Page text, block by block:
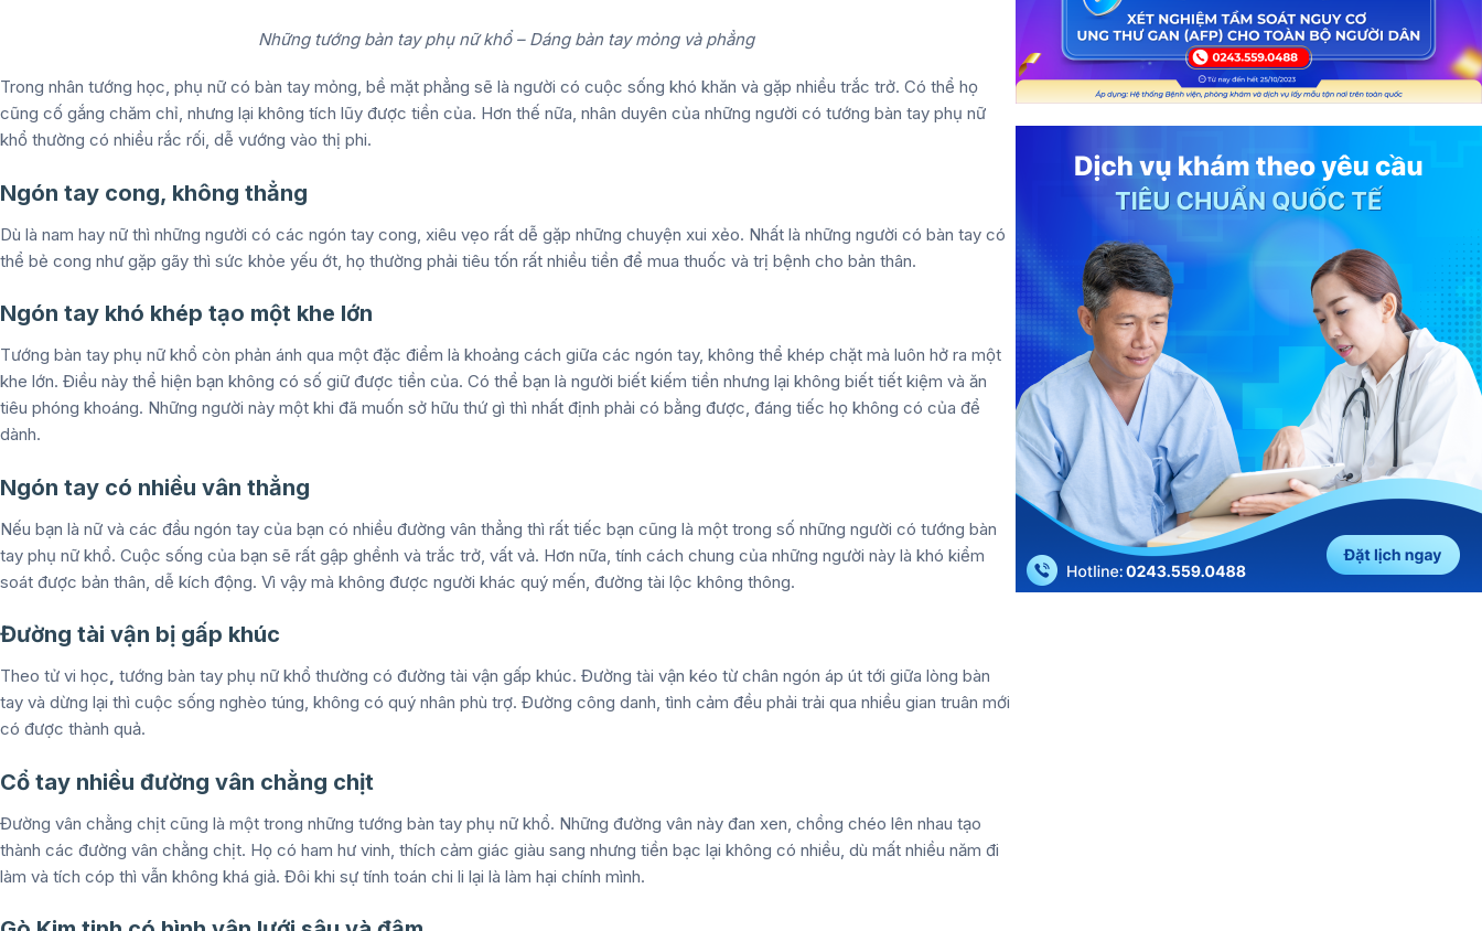
Những tướng bàn tay phụ nữ khổ – Dáng bàn tay mỏng và phẳng
Trong nhân tướng học, phụ nữ có bàn tay mỏng, bề mặt phẳng sẽ là người có cuộc sống khó khăn và gặp nhiều trắc trở. Có thể họ
cũng cố gắng chăm chỉ, nhưng lại không tích lũy được tiền của. Hơn thế nữa, nhân duyên của những người có tướng bàn tay phụ nữ
khổ thường có nhiều rắc rối, dễ vướng vào thị phi.
Ngón tay cong, không thẳng
Dù là nam hay nữ thì những người có các ngón tay cong, xiêu vẹo rất dễ gặp những chuyện xui xẻo. Nhất là những người có bàn tay có
thể bẻ cong như gặp gãy thì sức khỏe yếu ớt, họ thường phải tiêu tốn rất nhiều tiền để mua thuốc và trị bệnh cho bản thân.
Ngón tay khó khép tạo một khe lớn
Tướng bàn tay phụ nữ khổ còn phản ánh qua một đặc điểm là khoảng cách giữa các ngón tay, không thể khép chặt mà luôn hở ra một
khe lớn. Điều này thể hiện bạn không có số giữ được tiền của. Có thể bạn là người biết kiếm tiền nhưng lại không biết tiết kiệm và ăn
tiêu phóng khoáng. Những người này một khi đã muốn sở hữu thứ gì thì nhất định phải có bằng được, đáng tiếc họ không có của để
dành.
Ngón tay có nhiều vân thẳng
Nếu bạn là nữ và các đầu ngón tay của bạn có nhiều đường vân thẳng thì rất tiếc bạn cũng là một trong số những người có tướng bàn
tay phụ nữ khổ. Cuộc sống của bạn sẽ rất gập ghềnh và trắc trở, vất vả. Hơn nữa, tính cách chung của những người này là khó kiểm
soát được bản thân, dễ kích động. Vì vậy mà không được người khác quý mến, đường tài lộc không thông.
Đường tài vận bị gấp khúc
Theo tử vi học, tướng bàn tay phụ nữ khổ thường có đường tài vận gấp khúc. Đường tài vận kéo từ chân ngón áp út tới giữa lòng bàn
tay và dừng lại thì cuộc sống nghèo túng, không có quý nhân phù trợ. Đường công danh, tình cảm đều phải trải qua nhiều gian truân mới
có được thành quả.
Cổ tay nhiều đường vân chằng chịt
Đường vân chằng chịt cũng là một trong những tướng bàn tay phụ nữ khổ. Những đường vân này đan xen, chồng chéo lên nhau tạo
thành các đường vân chằng chịt. Họ có ham hư vinh, thích cảm giác giàu sang nhưng tiền bạc lại không có nhiều, dù mất nhiều năm đi
làm và tích cóp thì vẫn không khá giả. Đôi khi sự tính toán chi li lại là làm hại chính mình.